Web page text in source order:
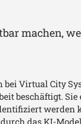
machen,
bei Virtual City
beschäftigt.
werden
das KI-